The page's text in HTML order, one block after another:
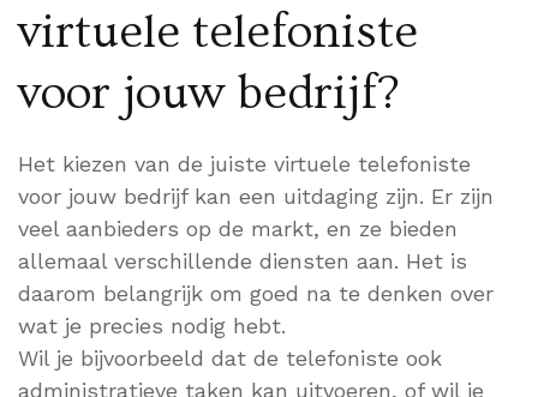
virtuele telefoniste
voor jouw bedrijf?
Het kiezen van de juiste virtuele telefoniste
voor jouw bedrijf kan een uitdaging zijn. Er zijn
veel aanbieders op de markt, en ze bieden
allemaal verschillende diensten aan. Het is
daarom belangrijk om goed na te denken over
wat je precies nodig hebt.
Wil je bijvoorbeeld dat de telefoniste ook
administratieve taken kan uitvoeren, of wil je